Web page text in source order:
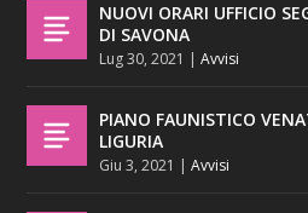
NUOVI ORARI UFFICIO
DI SAVONA
Lug 30, 2021 |Avvisi
PIANO FAUNISTICO
LIGURIA
Giu 3, 2021 |Avvisi